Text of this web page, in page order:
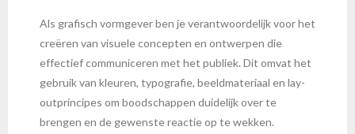
Als grafisch vormgever ben je verantwoordelijk voor het
creëren van visuele concepten en ontwerpen die
effectief communiceren met het publiek. Dit omvat het
gebruik van kleuren, typografie, beeldmateriaal en lay-
outprincipes om boodschappen duidelijk over te
brengen en de gewenste reactie op te wekken.